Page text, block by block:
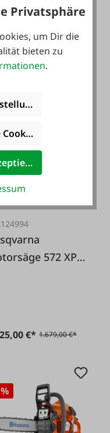
36V
%
572 XP
€* 1.679,00 €*
Privatsphäre
um Dir die
bieten zu
.
akzeptieren